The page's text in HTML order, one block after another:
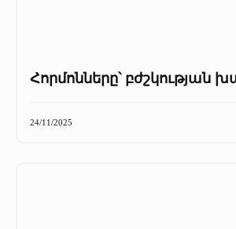
Հորմոնները՝ բժշկության
24/11/2025